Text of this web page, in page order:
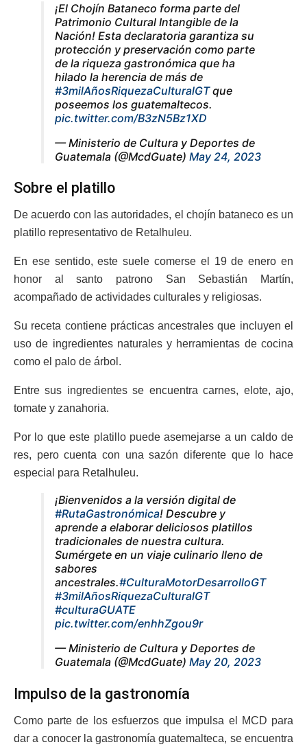
¡El Chojín Bataneco forma parte del
Patrimonio Cultural Intangible de la
Nación! Esta declaratoria garantiza su
protección y preservación como parte
de la riqueza gastronómica que ha
hilado la herencia de más de
#3milAñosRiquezaCulturalGTque
poseemos los guatemaltecos.
pic.twitter.com/B3zN5Bz1XD
— Ministerio de Cultura y Deportes de
Guatemala (@McdGuate) May 24, 2023
Sobre el platillo
De acuerdo con las autoridades, el chojín bataneco es un
platillo representativo de Retalhuleu.
En ese sentido, este suele comerse el 19 de enero en
honor al santo patrono San Sebastián Martín,
acompañado de actividades culturales y religiosas.
Su receta contiene prácticas ancestrales que incluyen el
uso de ingredientes naturales y herramientas de cocina
como el palo de árbol.
Entre sus ingredientes se encuentra carnes, elote, ajo,
tomate y zanahoria.
Por lo que este platillo puede asemejarse a un caldo de
res, pero cuenta con una sazón diferente que lo hace
especial para Retalhuleu.
¡Bienvenidos a la versión digital de
#RutaGastronómica! Descubre y
aprende a elaborar deliciosos platillos
tradicionales de nuestra cultura.
Sumérgete en un viaje culinario lleno de
sabores
ancestrales.#CulturaMotorDesarrolloGT
#3milAñosRiquezaCulturalGT
#culturaGUATE
pic.twitter.com/enhhZgou9r
— Ministerio de Cultura y Deportes de
Guatemala (@McdGuate) May 20, 2023
Impulso de la gastronomía
Como parte de los esfuerzos que impulsa el MCD para
dar a conocer la gastronomía guatemalteca, se encuentra